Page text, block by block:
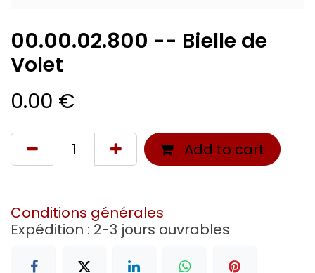
00.00.02.800 -- Bielle de
Volet
0.00 €
Add to cart
Conditions générales
Expédition : 2-3 jours ouvrables